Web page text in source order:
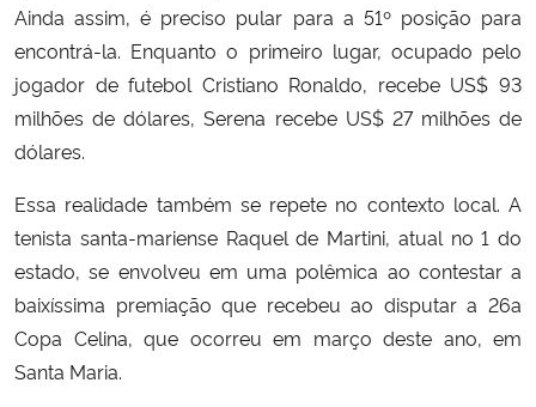
Ainda assim, é preciso pular para a 51º posição para
encontrá-la. Enquanto o primeiro lugar, ocupado pelo
jogador de futebol Cristiano Ronaldo, recebe US$ 93
milhões de dólares, Serena recebe US$ 27 milhões de
dólares.
Essa realidade também se repete no contexto local. A
tenista santa-mariense Raquel de Martini, atual no 1 do
estado, se envolveu em uma polêmica ao contestar a
baixíssima premiação que recebeu ao disputar a 26a
Copa Celina, que ocorreu em março deste ano, em
Santa Maria.